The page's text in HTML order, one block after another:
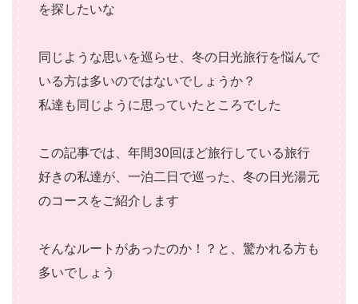
を探したいな
同じような思いを巡らせ、冬の日光旅行を悩んで
いる方は多いのではないでしょうか？
私達も同じように思っていたところでした
この記事では、年間30回ほど旅行している旅行
好きの私達が、一泊二日で巡った、冬の日光湯元
のコースをご紹介します
そんなルートがあったのか！？と、驚かれる方も
多いでしょう